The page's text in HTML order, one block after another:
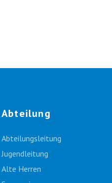
Abteilung
Abteilungsleitung
Jugendleitung
Alte Herren